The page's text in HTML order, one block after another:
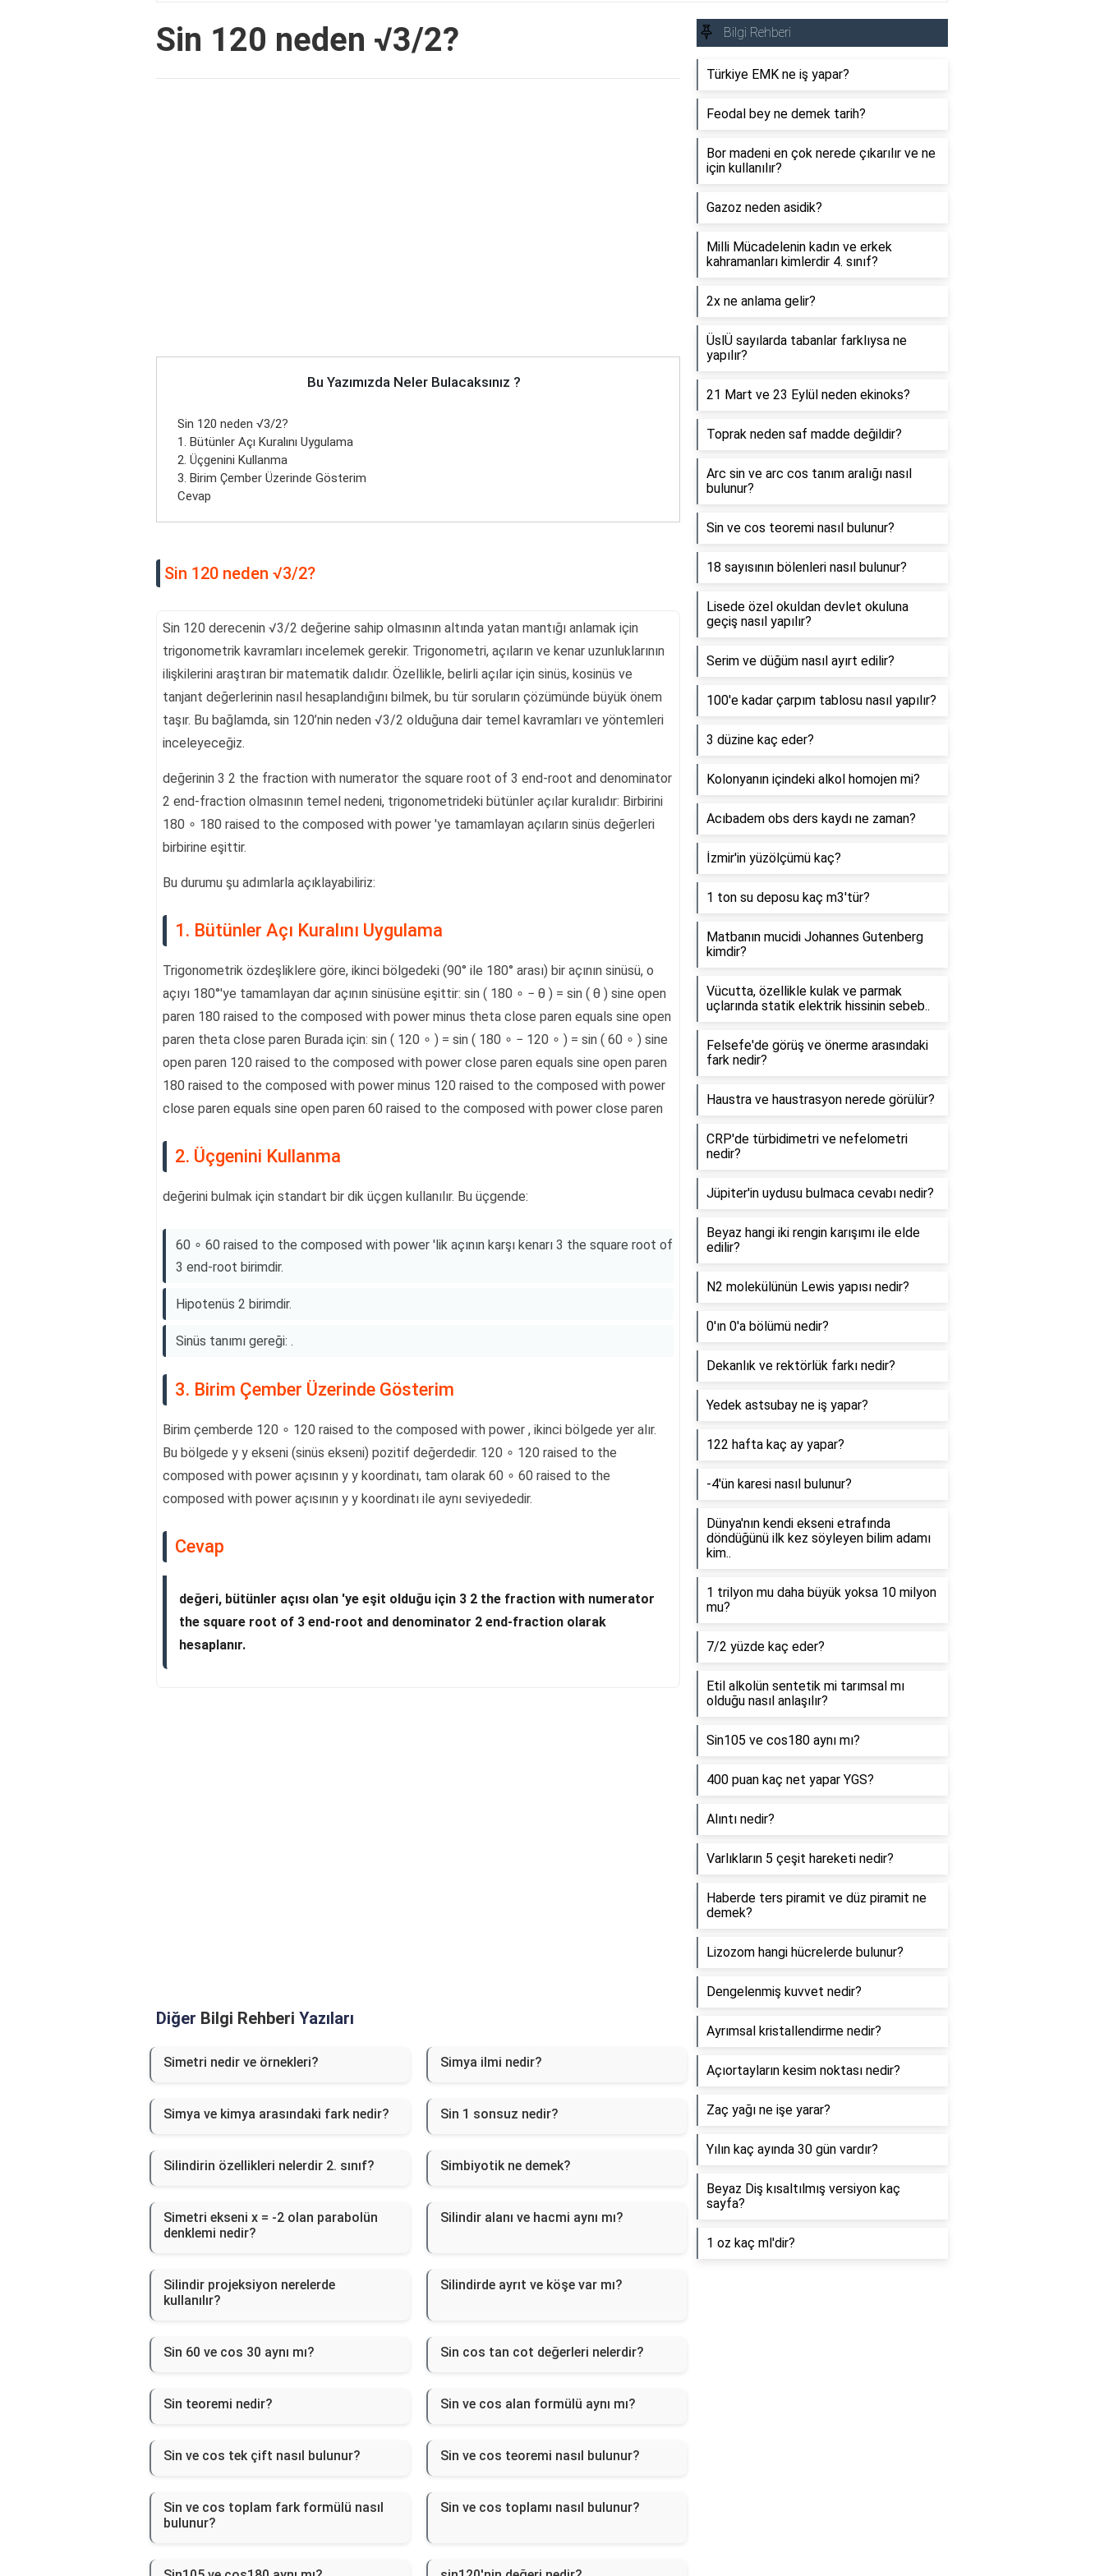
Sin 120 neden √3/2?
Bu Yazımızda Neler Bulacaksınız ?
Sin 120 neden √3/2?
1. Bütünler Açı Kuralını Uygulama
2. Üçgenini Kullanma
3. Birim Çember Üzerinde Gösterim
Cevap
Sin 120 neden √3/2?
Sin 120 derecenin √3/2 değerine sahip olmasının altında yatan mantığı anlamak için
trigonometrik kavramları incelemek gerekir. Trigonometri, açıların ve kenar uzunluklarının
ilişkilerini araştıran bir matematik dalıdır. Özellikle, belirli açılar için sinüs, kosinüs ve
tanjant değerlerinin nasıl hesaplandığını bilmek, bu tür soruların çözümünde büyük önem
taşır. Bu bağlamda, sin 120’nin neden √3/2 olduğuna dair temel kavramları ve yöntemleri
inceleyeceğiz.
değerinin 3 2 the fraction with numerator the square root of 3 end-root and denominator
2 end-fraction olmasının temel nedeni, trigonometrideki bütünler açılar kuralıdır: Birbirini
180 ∘ 180 raised to the composed with power 'ye tamamlayan açıların sinüs değerleri
birbirine eşittir.
Bu durumu şu adımlarla açıklayabiliriz:
1. Bütünler Açı Kuralını Uygulama
Trigonometrik özdeşliklere göre, ikinci bölgedeki (90° ile 180° arası) bir açının sinüsü, o
açıyı 180°'ye tamamlayan dar açının sinüsüne eşittir: sin ( 180 ∘ − θ ) = sin ( θ ) sine open
paren 180 raised to the composed with power minus theta close paren equals sine open
paren theta close paren Burada için: sin ( 120 ∘ ) = sin ( 180 ∘ − 120 ∘ ) = sin ( 60 ∘ ) sine
open paren 120 raised to the composed with power close paren equals sine open paren
180 raised to the composed with power minus 120 raised to the composed with power
close paren equals sine open paren 60 raised to the composed with power close paren
2. Üçgenini Kullanma
değerini bulmak için standart bir dik üçgen kullanılır. Bu üçgende:
60 ∘ 60 raised to the composed with power 'lik açının karşı kenarı 3 the square root of
3 end-root birimdir.
Hipotenüs 2 birimdir.
Sinüs tanımı gereği: .
3. Birim Çember Üzerinde Gösterim
Birim çemberde 120 ∘ 120 raised to the composed with power , ikinci bölgede yer alır.
Bu bölgede y y ekseni (sinüs ekseni) pozitif değerdedir. 120 ∘ 120 raised to the
composed with power açısının y y koordinatı, tam olarak 60 ∘ 60 raised to the
composed with power açısının y y koordinatı ile aynı seviyededir.
Cevap
değeri, bütünler açısı olan 'ye eşit olduğu için 3 2 the fraction with numerator
the square root of 3 end-root and denominator 2 end-fraction olarak
hesaplanır.
Diğer Bilgi Rehberi Yazıları
Simetri nedir ve örnekleri? Simya ilmi nedir?
Simya ve kimya arasındaki fark nedir? Sin 1 sonsuz nedir?
Silindirin özellikleri nelerdir 2. sınıf? Simbiyotik ne demek?
Simetri ekseni x = -2 olan parabolün
denklemi nedir?
Silindir alanı ve hacmi aynı mı?
Silindir projeksiyon nerelerde
kullanılır?
Silindirde ayrıt ve köşe var mı?
Sin 60 ve cos 30 aynı mı? Sin cos tan cot değerleri nelerdir?
Sin teoremi nedir? Sin ve cos alan formülü aynı mı?
Sin ve cos tek çift nasıl bulunur? Sin ve cos teoremi nasıl bulunur?
Sin ve cos toplam fark formülü nasıl
bulunur?
Sin ve cos toplamı nasıl bulunur?
Bilgi Rehberi
Türkiye EMK ne iş yapar?
Feodal bey ne demek tarih?
Bor madeni en çok nerede çıkarılır ve ne
için kullanılır?
Gazoz neden asidik?
Milli Mücadelenin kadın ve erkek
kahramanları kimlerdir 4. sınıf?
2x ne anlama gelir?
ÜslÜ sayılarda tabanlar farklıysa ne
yapılır?
21 Mart ve 23 Eylül neden ekinoks?
Toprak neden saf madde değildir?
Arc sin ve arc cos tanım aralığı nasıl
bulunur?
Sin ve cos teoremi nasıl bulunur?
18 sayısının bölenleri nasıl bulunur?
Lisede özel okuldan devlet okuluna
geçiş nasıl yapılır?
Serim ve düğüm nasıl ayırt edilir?
100'e kadar çarpım tablosu nasıl yapılır?
3 düzine kaç eder?
Kolonyanın içindeki alkol homojen mi?
Acıbadem obs ders kaydı ne zaman?
İzmir'in yüzölçümü kaç?
1 ton su deposu kaç m3'tür?
Matbanın mucidi Johannes Gutenberg
kimdir?
Vücutta, özellikle kulak ve parmak
uçlarında statik elektrik hissinin sebeb..
Felsefe'de görüş ve önerme arasındaki
fark nedir?
Haustra ve haustrasyon nerede görülür?
CRP'de türbidimetri ve nefelometri
nedir?
Jüpiter'in uydusu bulmaca cevabı nedir?
Beyaz hangi iki rengin karışımı ile elde
edilir?
N2 molekülünün Lewis yapısı nedir?
0'ın 0'a bölümü nedir?
Dekanlık ve rektörlük farkı nedir?
Yedek astsubay ne iş yapar?
122 hafta kaç ay yapar?
-4'ün karesi nasıl bulunur?
Dünya'nın kendi ekseni etrafında
döndüğünü ilk kez söyleyen bilim adamı
kim..
1 trilyon mu daha büyük yoksa 10 milyon
mu?
7/2 yüzde kaç eder?
Etil alkolün sentetik mi tarımsal mı
olduğu nasıl anlaşılır?
Sin105 ve cos180 aynı mı?
400 puan kaç net yapar YGS?
Alıntı nedir?
Varlıkların 5 çeşit hareketi nedir?
Haberde ters piramit ve düz piramit ne
demek?
Lizozom hangi hücrelerde bulunur?
Dengelenmiş kuvvet nedir?
Ayrımsal kristallendirme nedir?
Açıortayların kesim noktası nedir?
Zaç yağı ne işe yarar?
Yılın kaç ayında 30 gün vardır?
Beyaz Diş kısaltılmış versiyon kaç
sayfa?
1 oz kaç ml'dir?